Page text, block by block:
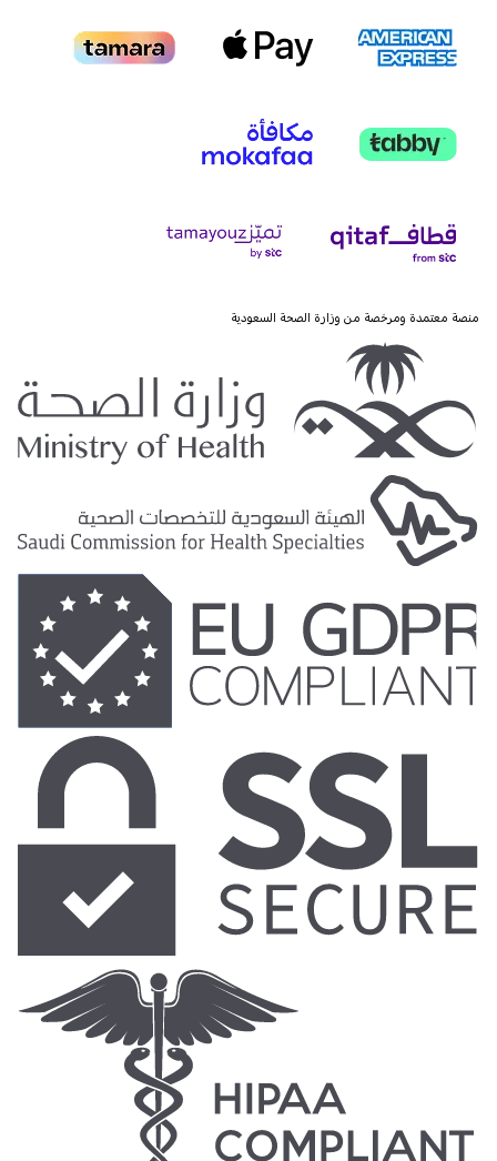
منصة معتمدة ومرخصة من وزارة الصحة السعودية